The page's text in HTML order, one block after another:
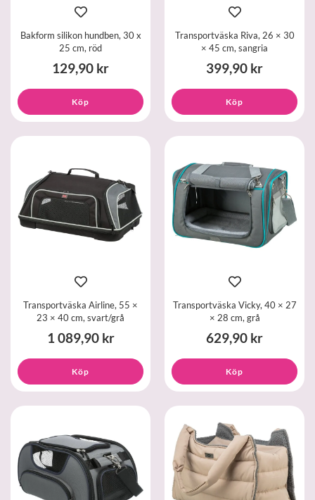
Bakform silikon hundben, 30 x
25 cm, röd
129,90 kr
Köp
Transportväska Riva, 26 × 30
× 45 cm, sangria
399,90 kr
Köp
Transportväska Airline, 55 ×
23 × 40 cm, svart/grå
1 089,90 kr
Köp
Transportväska Vicky, 40 × 27
× 28 cm, grå
629,90 kr
Köp